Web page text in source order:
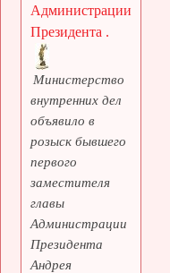
Администрации
Президента .
Министерство
внутренних дел
объявило в
розыск бывшего
первого
заместителя
главы
Администрации
Президента
Андрея